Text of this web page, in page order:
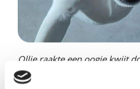
Ollie raakte een oogje kwijt